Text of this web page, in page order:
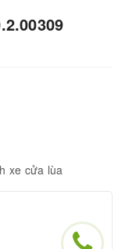
xe cửa lùa